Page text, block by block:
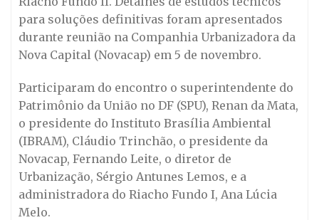
para soluções definitivas foram apresentados
durante reunião na Companhia Urbanizadora da
Nova Capital (Novacap) em 5 de novembro.
Participaram do encontro o superintendente do
Patrimônio da União no DF (SPU), Renan da Mata,
o presidente do Instituto Brasília Ambiental
(IBRAM), Cláudio Trinchão, o presidente da
Novacap, Fernando Leite, o diretor de
Urbanização, Sérgio Antunes Lemos, e a
administradora do Riacho Fundo I, Ana Lúcia
Melo.